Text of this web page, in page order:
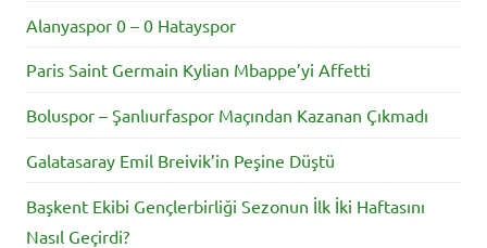
Alanyaspor 0 – 0 Hatayspor
Paris Saint Germain Kylian Mbappe’yi Affetti
Boluspor – Şanlıurfaspor Maçından Kazanan Çıkmadı
Galatasaray Emil Breivik’in Peşine Düştü
Başkent Ekibi Gençlerbirliği Sezonun İlk İki Haftasını
Nasıl Geçirdi?